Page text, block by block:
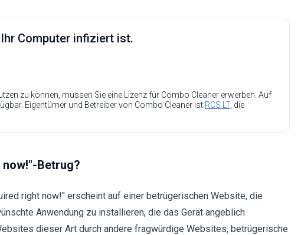
Computer infiziert ist.
zu können, müssen Sie eine Lizenz für Combo Cleaner erwerben. Auf
Eigentümer und Betreiber von Combo Cleaner ist RCS LT, die
Betrug?
right now!" erscheint auf einer betrügerischen Website, die
Anwendung zu installieren, die das Gerät angeblich
dieser Art durch andere fragwürdige Websites, betrügerische